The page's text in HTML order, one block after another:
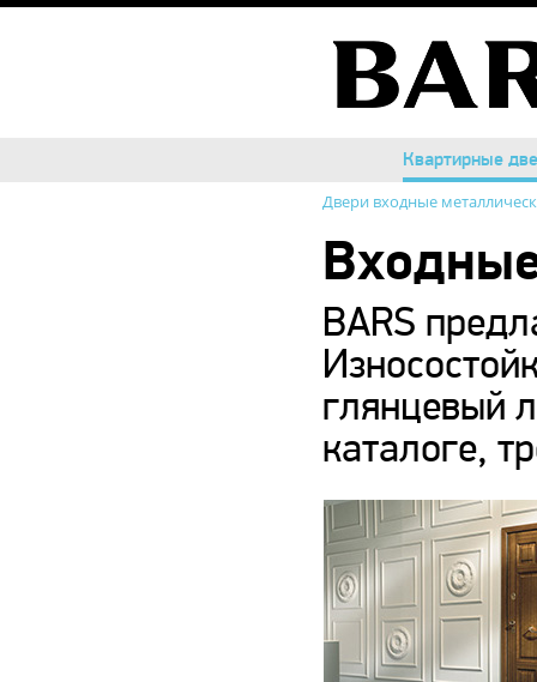
Квартирные
Квартирные
Двери входные
BARS
глянцевый
каталоге,